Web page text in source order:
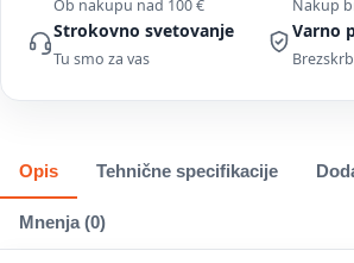
Ob nakupu nad 100 € Nakup
Strokovno svetovanje
Tu smo za vas
Varno
Opis Tehnične specifikacije
Mnenja (0)